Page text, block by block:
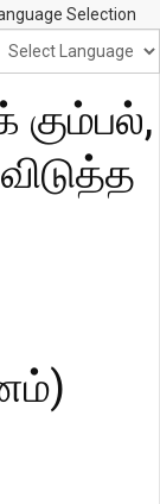
Selection
கும்பல்,